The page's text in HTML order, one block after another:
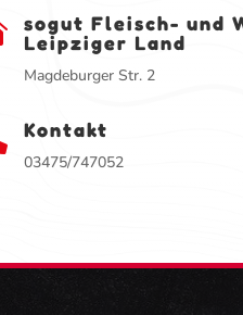
sogut Fleisch- und
Leipziger Land
Magdeburger Str. 2
Kontakt
03475/747052